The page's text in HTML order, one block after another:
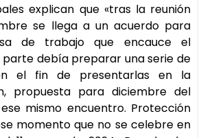
explican que «tras la reunión
se llega a un acuerdo para
de trabajo que encauce el
parte debía preparar una serie de
el fin de presentarlas en la
propuesta para diciembre del
mismo encuentro. Protección
momento que no se celebre en